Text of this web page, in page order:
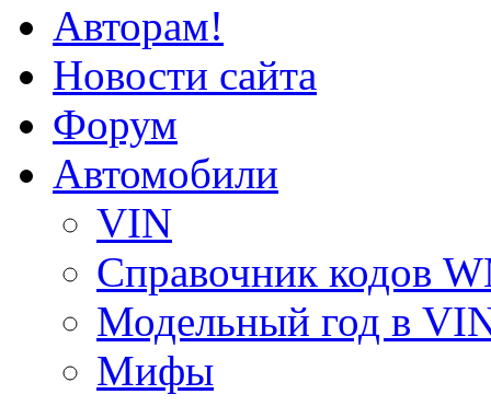
Авторам!
Новости сайта
Форум
Автомобили
VIN
Справочник кодов
Модельный год в
Мифы